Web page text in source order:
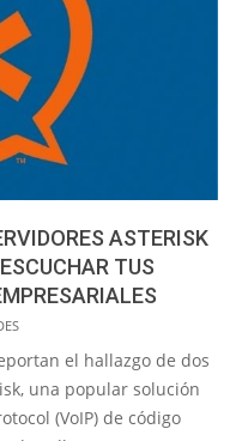
ASTERISK
TUS
el hallazgo de dos
una popular solución
(VoIP) de código